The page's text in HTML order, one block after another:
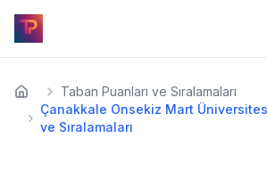
Taban Puanları ve Sıralamaları
Çanakkale Onsekiz Mart
ve Sıralamaları